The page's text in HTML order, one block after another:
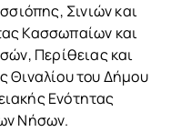
Σινιών και
Κασσωπαίων και
Περίθειας και
Θιναλίου του Δήμου
Ενότητας
Νήσων.